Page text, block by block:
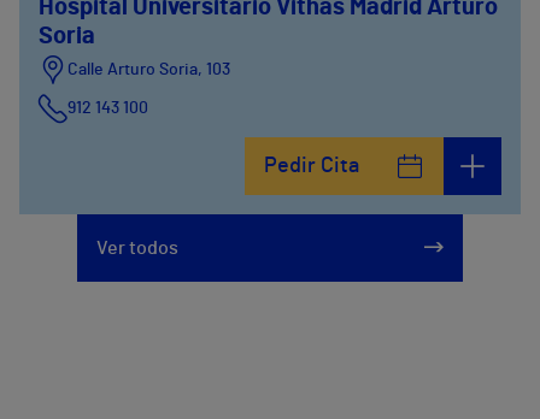
Hospital Universitario Vithas Madrid Arturo
Soria
Calle Arturo Soria, 103
912 143 100
Pedir Cita
Ver todos